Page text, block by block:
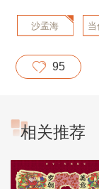
沙孟海 当
95
相关推荐